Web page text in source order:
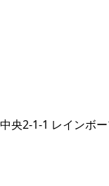
央2‐1‐1 レインボ